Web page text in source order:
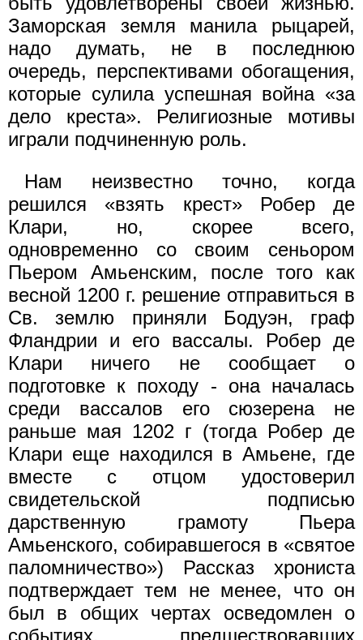
Заморская земля манила рыцарей,
надо думать, не в последнюю
очередь, перспективами обогащения,
которые сулила успешная война «за
дело креста». Религиозные мотивы
играли подчиненную роль.
Нам неизвестно точно, когда
решился «взять крест» Робер де
Клари, но, скорее всего,
одновременно со своим сеньором
Пьером Амьенским, после того как
весной 1200 г. решение отправиться в
Св. землю приняли Бодуэн, граф
Фландрии и его вассалы. Робер де
Клари ничего не сообщает о
подготовке к походу - она началась
среди вассалов его сюзерена не
раньше мая 1202 г (тогда Робер де
Клари еще находился в Амьене, где
вместе с отцом удостоверил
свидетельской подписью
дарственную грамоту Пьера
Амьенского, собиравшегося в «святое
паломничество») Рассказ хрониста
подтверждает тем не менее, что он
был в общих чертах осведомлен о
событиях, предшествовавших